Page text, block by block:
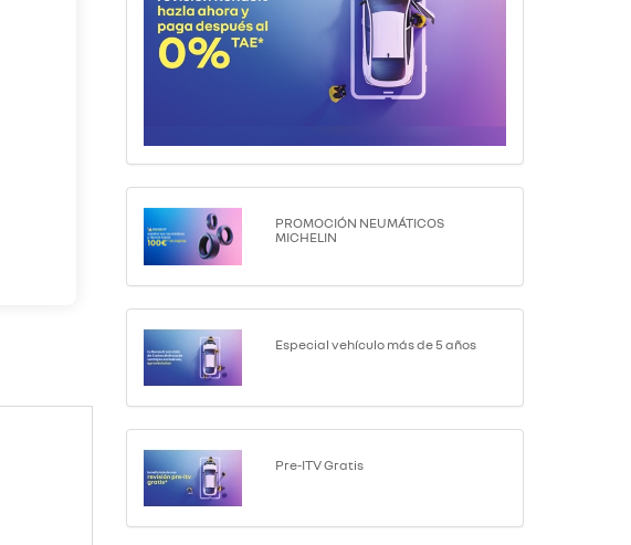
PROMOCIÓN NEUMÁTICOS
MICHELIN
Especial vehículo más de 5 años
Pre-ITV Gratis